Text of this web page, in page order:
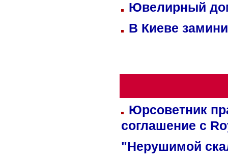
Ювелирный
В Киеве
Юрсоветник
соглашение с
"Нерушимой